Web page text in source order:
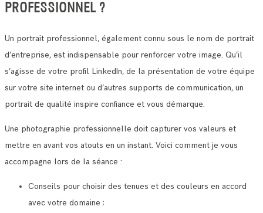
PROFESSIONNEL ?
Un portrait professionnel, également connu sous le nom de portrait
d’entreprise, est indispensable pour renforcer votre image. Qu’il
s’agisse de votre profil LinkedIn, de la présentation de votre équipe
sur votre site internet ou d’autres supports de communication, un
portrait de qualité inspire confiance et vous démarque.
Une photographie professionnelle doit capturer vos valeurs et
mettre en avant vos atouts en un instant. Voici comment je vous
accompagne lors de la séance :
Conseils pour choisir des tenues et des couleurs en accord
avec votre domaine ;